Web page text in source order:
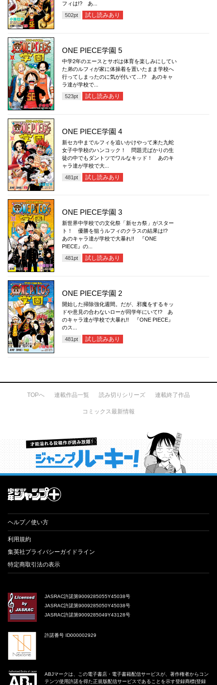
フィは!? あ...
502pt 試し読みあり
ONE PIECE学園 5
中学2年のエースとサボは体育を楽しみにしてい
た弟のルフィが家に体操着を置いたまま学校へ
行ってしまったのに気が付いて…!? あのキャ
ラ達が学校で...
523pt 試し読みあり
ONE PIECE学園 4
新セカ中までルフィを追いかけやって来た九蛇
女子中学校のハンコック！ 問題児ばかりの生
徒の中でもダントツでワルなキッド！ あのキ
ャラ達が学校で大...
481pt 試し読みあり
ONE PIECE学園 3
新世界中学校での文化祭「新セカ祭」がスター
ト！ 優勝を狙うルフィのクラスの結果は!?
あのキャラ達が学校で大暴れ!! 『ONE
PIECE』の...
481 pt 試し読みあり
ONE PIECE学園 2
開始した掃除強化週間。だが、邪魔をするキッ
ドや意見の合わないローが同学年にいて!? あ
のキャラ達が学校で大暴れ!! 『ONE PIECE』
のス...
481pt 試し読みあり
TOPへ 連載作品一覧 読み切りシリーズ 連載終了作品
コミックス最新情報
才能溢れる投稿作が読み放題！ ジャンプルーキー！
ヘルプ／使い方
利用規約
集英社プライバシーガイドライン
特定商取引法の表示
JASRAC許諾第9009285055Y45038号
JASRAC許諾第9009285050Y45038号
JASRAC許諾第9009285049Y43128号
許諾番号 ID000002929
ABJマークは、この電子書店・電子書籍配信サービスが、著作権者からコン
テンツ使用許諾を得た正規版配信サービスであることを示す登録商標(登録